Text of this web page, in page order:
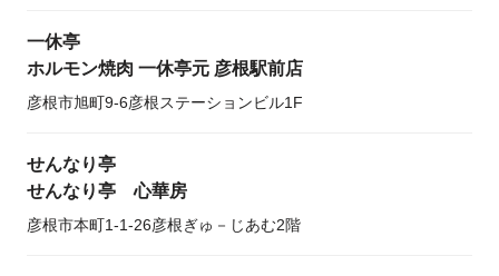
一休亭
ホルモン焼肉 一休亭元 彦根駅前店
彦根市旭町9-6彦根ステーションビル1F
せんなり亭
せんなり亭 心華房
彦根市本町1-1-26彦根ぎゅ－じあむ2階